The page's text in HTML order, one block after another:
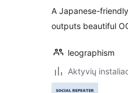
A Japanese-
outputs beautiful
leographism
Aktyvių